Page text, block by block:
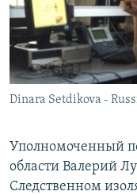
РАСПИСАНИЕ
ПОДПИШИТЕСЬ НА
СОЦИАЛЬНЫЕ СЕТИ
Dinara Setdikova -
Уполномоченный
области Валерий
Следственном